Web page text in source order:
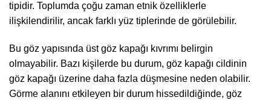
tipidir. Toplumda çoğu zaman etnik özelliklerle
ilişkilendirilir, ancak farklı yüz tiplerinde de görülebilir.
Bu göz yapısında üst göz kapağı kıvrımı belirgin
olmayabilir. Bazı kişilerde bu durum, göz kapağı cildinin
göz kapağı üzerine daha fazla düşmesine neden olabilir.
Görme alanını etkileyen bir durum hissedildiğinde, göz